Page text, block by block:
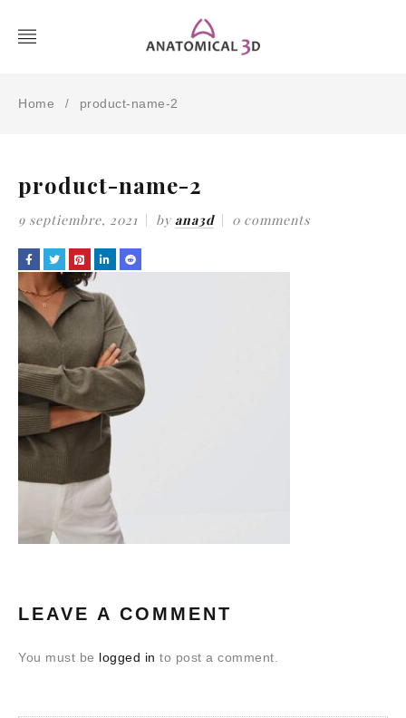
Home / product-name-2
product-name-2
9 septiembre, 2021 by ana3d 0 comments
LEAVE A COMMENT
You must be logged in to post a comment.